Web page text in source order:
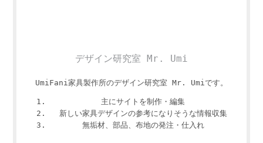
デザイン研究室 Mr. Umi
UmiFani家具製作所のデザイン研究室 Mr. Umiです。
主にサイトを制作・編集
新しい家具デザインの参考になりそうな情報収集
無垢材、部品、布地の発注・仕入れ